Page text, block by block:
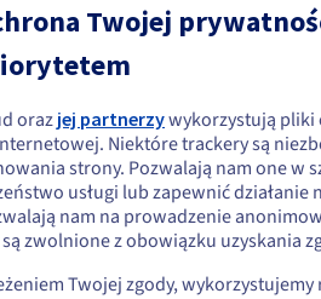
Warunki
domenę .tn?
zgodnie z prawem
prawnym właściciela
narodowości tunezyjskiej lub
Zasady zarządzania i
Twojej
oraz jej partnerzywykorzystują pliki
Niektóre trackery są
strony. Pozwalają nam one w
usługi lub zapewnić
nam na prowadzenie
zwolnione z obowiązku uzyskania
Twojej zgody, wykorzystujemy